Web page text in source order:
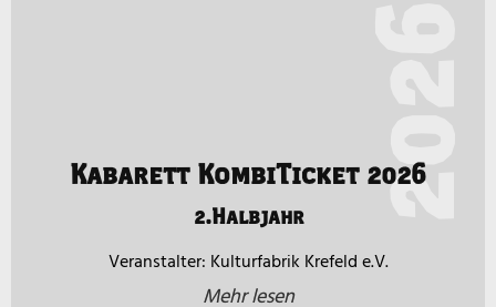
Kabarett KombiTicket 2026
2.Halbjahr
Kulturfabrik Krefeld e.V.
Mehr lesen
2026